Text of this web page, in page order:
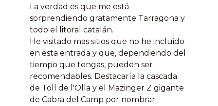
La verdad es que me está
sorprendiendo gratamente Tarragona y
todo el litoral catalán.
He visitado mas sitios que no he incluido
en esta entrada y que, dependiendo del
tiempo que tengas, pueden ser
recomendables. Destacaría la cascada
de Toll de l'Olla y el Mazinger Z gigante
de Cabra del Camp por nombrar